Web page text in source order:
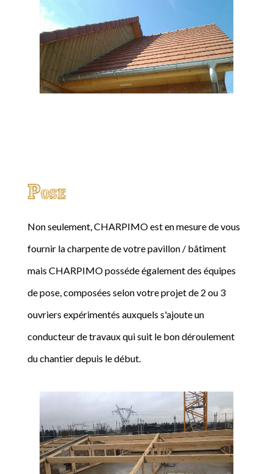
Pose
Non seulement, CHARPIMO est en mesure de vous
fournir la charpente de votre pavillon / bâtiment
mais CHARPIMO posséde également des équipes
de pose, composées selon votre projet de 2 ou 3
ouvriers expérimentés auxquels s'ajoute un
conducteur de travaux qui suit le bon déroulement
du chantier depuis le début.